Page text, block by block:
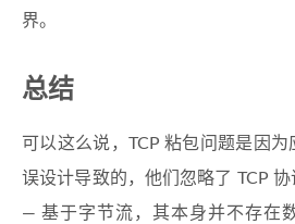
界。
总结
可以这么说，TCP 粘包问题是因
误设计导致的，他们忽略了 TCP
— 基于字节流，其本身并不存在